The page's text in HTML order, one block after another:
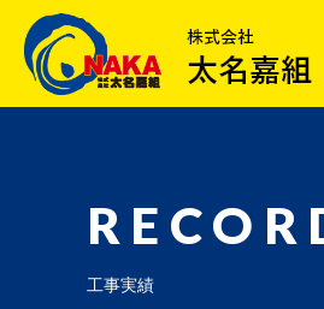
工事実績